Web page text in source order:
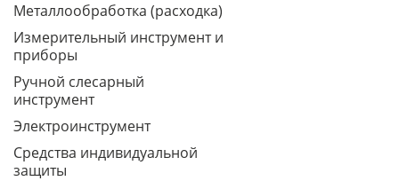
Металлообработка (расходка)
Измерительный инструмент и
приборы
Ручной слесарный
инструмент
Электроинструмент
Средства индивидуальной
защиты